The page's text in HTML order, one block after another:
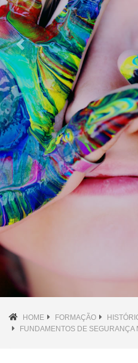
Previous
HOME FORMAÇÃO
FUNDAMENTOS DE SEGURANÇA